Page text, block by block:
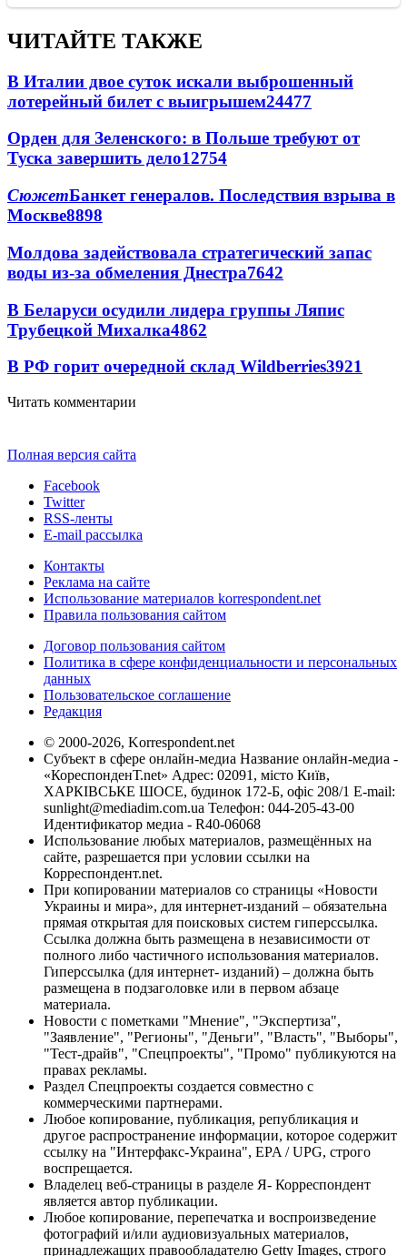
ЧИТАЙТЕ ТАКЖЕ
В Италии двое суток искали выброшенный
лотерейный билет с выигрышем24477
Орден для Зеленского: в Польше требуют от
Туска завершить дело12754
СюжетБанкет генералов. Последствия взрыва в
Москве8898
Молдова задействовала стратегический запас
воды из-за обмеления Днестра7642
В Беларуси осудили лидера группы Ляпис
Трубецкой Михалка4862
В РФ горит очередной склад Wildberries3921
Читать комментарии
Полная версия сайта
Facebook
Twitter
RSS-ленты
E-mail рассылка
Контакты
Реклама на сайте
Использование материалов korrespondent.net
Правила пользования сайтом
Договор пользования сайтом
Политика в сфере конфиденциальности и персональных
данных
Пользовательское соглашение
Редакция
© 2000-2026, Korrespondent.net
Субъект в сфере онлайн-медиа Название онлайн-медиа -
«КореспонденТ.net» Адрес: 02091, місто Київ,
ХАРКІВСЬКЕ ШОСЕ, будинок 172-Б, офіс 208/1 E-mail:
sunlight@mediadim.com.ua Телефон: 044-205-43-00
Идентификатор медиа - R40-06068
Использование любых материалов, размещённых на
сайте, разрешается при условии ссылки на
Корреспондент.net.
При копировании материалов со страницы «Новости
Украины и мира», для интернет-изданий – обязательна
прямая открытая для поисковых систем гиперссылка.
Ссылка должна быть размещена в независимости от
полного либо частичного использования материалов.
Гиперссылка (для интернет- изданий) – должна быть
размещена в подзаголовке или в первом абзаце
материала.
Новости с пометками "Мнение", "Экспертиза",
"Заявление", "Регионы", "Деньги", "Власть", "Выборы",
"Тест-драйв", "Спецпроекты", "Промо" публикуются на
правах рекламы.
Раздел Спецпроекты создается совместно с
коммерческими партнерами.
Любое копирование, публикация, републикация и
другое распространение информации, которое содержит
ссылку на "Интерфакс-Украина", EPA / UPG, строго
воспрещается.
Владелец веб-страницы в разделе Я- Корреспондент
является автор публикации.
Любое копирование, перепечатка и воспроизведение
фотографий и/или аудиовизуальных материалов,
принадлежащих правообладателю Getty Images, строго